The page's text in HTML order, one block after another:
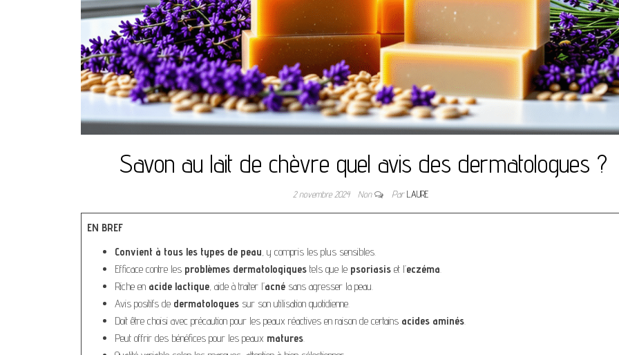
Savon au lait de chèvre quel avis des dermatologues ?
2 novembre 2024 Non ParLAURE
EN BREF
Convient à tous les types de peau , y compris les plus sensibles.
Efficace contre les problèmes dermatologiques tels que le psoriasis et l’eczéma
Riche en acide lactique , aide à traiter l’acné sans agresser la peau.
Avis positifs de dermatologues sur son utilisation quotidienne.
Doit être choisi avec précaution pour les peaux réactives en raison de certains acides aminés
Peut offrir des bénéfices pour les peaux matures